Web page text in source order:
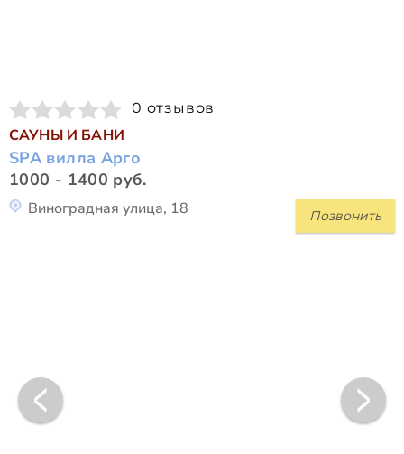
0 отзывов
САУНЫ И БАНИ
SPA вилла Арго
1000 - 1400 руб.
Позвонить
Виноградная улица, 18